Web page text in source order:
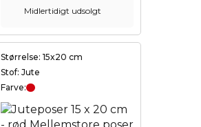
Midlertidigt udsolgt
Størrelse: 15x20 cm
Stof: Jute
Farve: